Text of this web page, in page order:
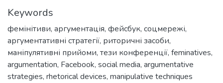
Keywords
фемінітиви, аргументація, фейсбук, соцмережі,
аргументативні стратегії, риторичні засоби,
маніпулятивні прийоми, тези конференції, feminatives,
argumentation, Facebook, social media, argumentative
strategies, rhetorical devices, manipulative techniques